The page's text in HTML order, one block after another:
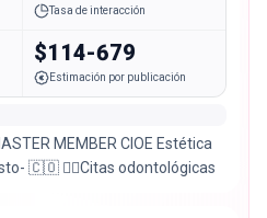
Tasa de interacción
$114-679
Estimación por publicación
MEMBER CIOE Estética
🇨🇴 👇🏻Citas odontológicas